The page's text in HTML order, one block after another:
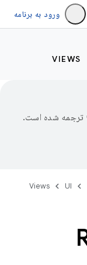
ورود به برنامه
VIEWS
ترجمه شده است.
UI
Views